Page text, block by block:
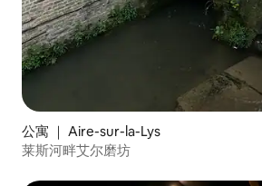
公寓 ｜ Aire-sur-la-Lys
莱斯河畔艾尔磨坊